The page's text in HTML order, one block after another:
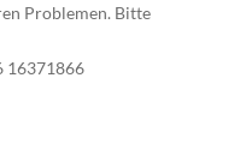
Problemen. Bitte
16371866